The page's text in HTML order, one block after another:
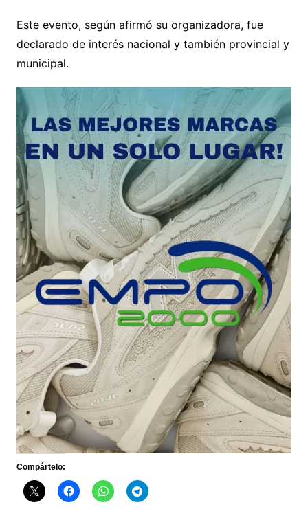
Este evento, según afirmó su organizadora, fue
declarado de interés nacional y también provincial y
municipal.
Compártelo: